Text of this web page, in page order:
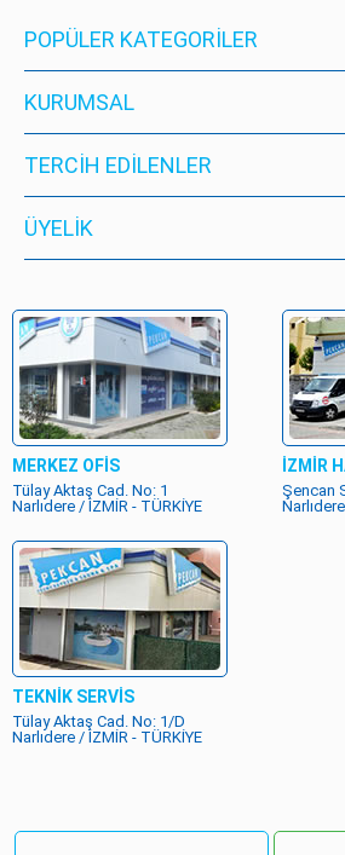
POPÜLER KATEGORILER
KURUMSAL
TERCİH EDİLENLER
ÜYELIK
MERKEZ OFİS
Tülay Aktaş Cad. No: 1
Narlıdere / İZMİR - TÜRKİYE
İZMİR
Şencan
TEKNİK SERVİS
Tülay Aktaş Cad. No: 1/D
Narlıdere / İZMİR - TÜRKİYE